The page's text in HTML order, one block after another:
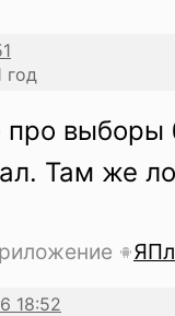
год
выборы
Там же